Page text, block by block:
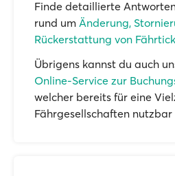
Finde detaillierte
rund um Änderung,
Rückerstattung von
Übrigens kannst du auch
Online-Service zur
welcher bereits für eine
Fährgesellschaften nutzbar